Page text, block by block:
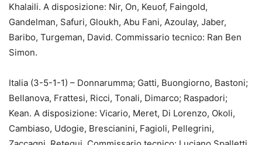
Khalaili. A disposizione: Nir, On, Keuof, Faingold,
Gandelman, Safuri, Gloukh, Abu Fani, Azoulay, Jaber,
Baribo, Turgeman, David. Commissario tecnico: Ran Ben
Simon.
Italia (3-5-1-1) – Donnarumma; Gatti, Buongiorno, Bastoni;
Bellanova, Frattesi, Ricci, Tonali, Dimarco; Raspadori;
Kean. A disposizione: Vicario, Meret, Di Lorenzo, Okoli,
Cambiaso, Udogie, Brescianini, Fagioli, Pellegrini,